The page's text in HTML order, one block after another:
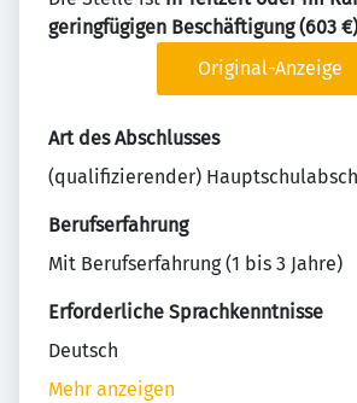
geringfügigen Beschäftigung (603
Original-Anzeige
Art des Abschlusses
(qualifizierender)
Berufserfahrung
Mit Berufserfahrung (1 bis 3 Jahre)
Erforderliche Sprachkenntnisse
Deutsch
Mehr anzeigen